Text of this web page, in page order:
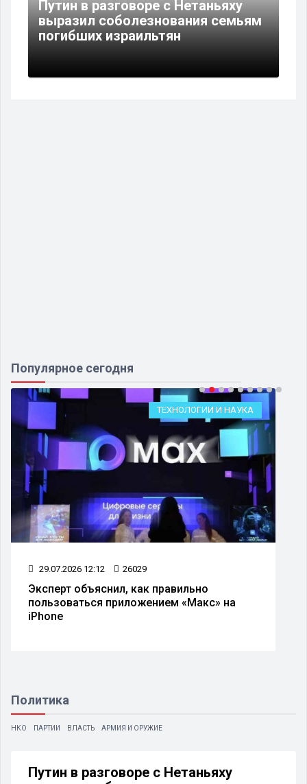
Путин в разговоре с Нетаньяху
выразил соболезнования семьям
погибших израильтян
Популярное сегодня
ТЕХНОЛОГИИ И НАУКА
29.07.2026 12:12 26029
Эксперт объяснил, как правильно
пользоваться приложением «Макс» на
iPhone
Политика
НКО ПАРТИИ ВЛАСТЬ АРМИЯ И ОРУЖИЕ
Путин в разговоре с Нетаньяху